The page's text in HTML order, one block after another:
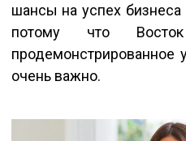
шансы на успех
потому что
продемонстрированное
очень важно.